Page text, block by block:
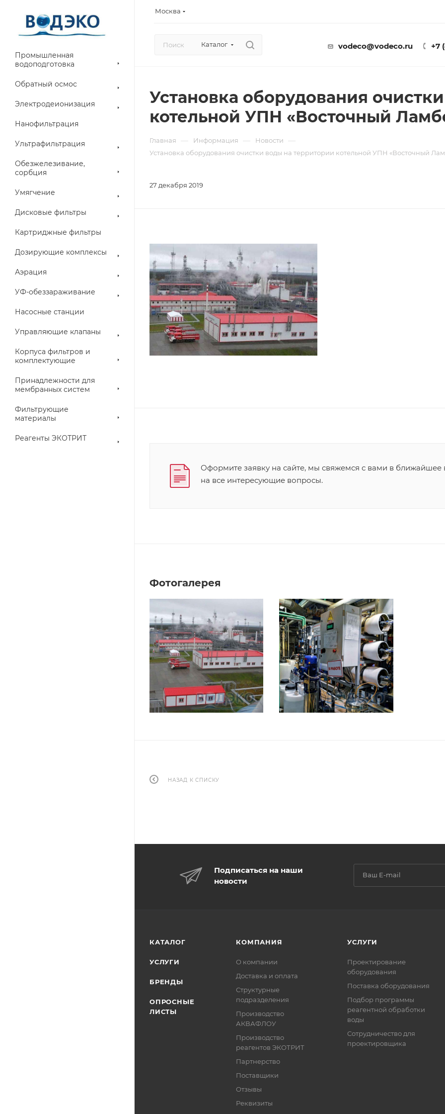
Москва
Каталог vodeco@vodeco.ru +7
Промышленная
водоподготовка
Обратный осмос
Электродеионизация
Нанофильтрация
Ультрафильтрация
Обезжелезивание,
сорбция
Умягчение
Дисковые фильтры
Картриджные фильтры
Дозирующие комплексы
Аэрация
УФ-обеззараживание
Насосные станции
Управляющие клапаны
Корпуса фильтров и
комплектующие
Принадлежности для
мембранных систем
Фильтрующие
материалы
Реагенты ЭКОТРИТ
Установка оборудования
котельной УПН «Восточный
Главная — Информация — Новости —
Установка оборудования очистки воды на территории котельной УПН «Восточный
27 декабря 2019
Оформите заявку на сайте, мы свяжемся с вами в ближайшее
на все интересующие вопросы.
Фотогалерея
НАЗАД К СПИСКУ
Подписаться на наши
новости
КАТАЛОГ
УСЛУГИ
БРЕНДЫ
ОПРОСНЫЕ
ЛИСТЫ
КОМПАНИЯ
О компании
Доставка и оплата
Структурные
подразделения
Производство
АКВАФЛОУ
Производство
реагентов ЭКОТРИТ
Партнерство
Поставщики
Отзывы
Реквизиты
УСЛУГИ
Проектирование
оборудования
Поставка оборудования
Подбор программы
реагентной обработки
воды
Сотрудничество для
проектировщика